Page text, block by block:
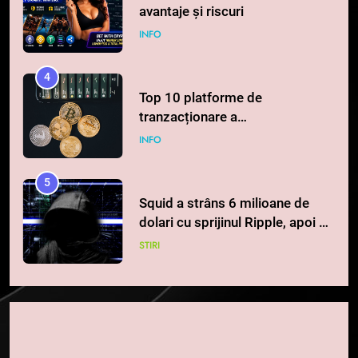
avantaje și riscuri
INFO
4
Top 10 platforme de
tranzacționare a
INFO
5
Squid a strâns 6 milioane de
dolari cu sprijinul Ripple, apoi a
STIRI
6
Banii digitali și arhitectura